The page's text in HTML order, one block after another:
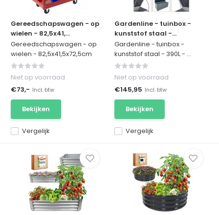
Gereedschapswagen - op
wielen - 82,5x41,...
Gereedschapswagen - op
wielen - 82,5x41,5x72,5cm
Vergelijk
Niet op voorraad
€73,- Incl. btw
Bekijken
Gardenline - tuinbox -
kunststof staal -...
Gardenline - tuinbox -
kunststof staal - 390L - ...
Vergelijk
Niet op voorraad
€145,95 Incl. btw
Bekijken